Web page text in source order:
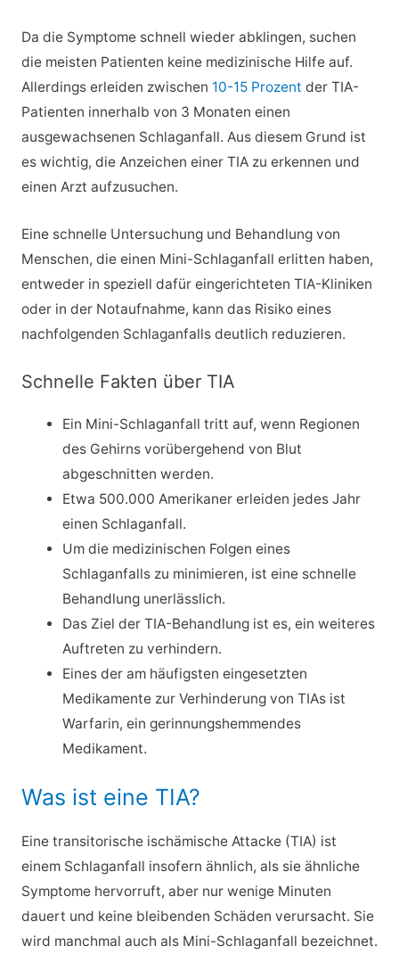
Da die Symptome schnell wieder abklingen, suchen
die meisten Patienten keine medizinische Hilfe auf.
Allerdings erleiden zwischen 10-15 Prozent der TIA-
Patienten innerhalb von 3 Monaten einen
ausgewachsenen Schlaganfall. Aus diesem Grund ist
es wichtig, die Anzeichen einer TIA zu erkennen und
einen Arzt aufzusuchen.
Eine schnelle Untersuchung und Behandlung von
Menschen, die einen Mini-Schlaganfall erlitten haben,
entweder in speziell dafür eingerichteten TIA-Kliniken
oder in der Notaufnahme, kann das Risiko eines
nachfolgenden Schlaganfalls deutlich reduzieren.
Schnelle Fakten über TIA
Ein Mini-Schlaganfall tritt auf, wenn Regionen
des Gehirns vorübergehend von Blut
abgeschnitten werden.
Etwa 500.000 Amerikaner erleiden jedes Jahr
einen Schlaganfall.
Um die medizinischen Folgen eines
Schlaganfalls zu minimieren, ist eine schnelle
Behandlung unerlässlich.
Das Ziel der TIA-Behandlung ist es, ein weiteres
Auftreten zu verhindern.
Eines der am häufigsten eingesetzten
Medikamente zur Verhinderung von TIAs ist
Warfarin, ein gerinnungshemmendes
Medikament.
Was ist eine TIA?
Eine transitorische ischämische Attacke (TIA) ist
einem Schlaganfall insofern ähnlich, als sie ähnliche
Symptome hervorruft, aber nur wenige Minuten
dauert und keine bleibenden Schäden verursacht. Sie
wird manchmal auch als Mini-Schlaganfall bezeichnet.